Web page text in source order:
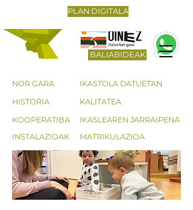
BALIABIDEAK
PLAN DIGITALA
NOR GARA
HISTORIA
KOOPERATIBA
INSTALAZIOAK
IKASTOLA DATUETAN
KALITATEA
IKASLEAREN JARRAIPENA
MATRIKULAZIOA